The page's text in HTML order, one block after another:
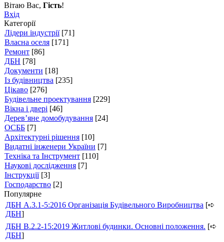
Вітаю Вас, Гість!
Вхід
Категорії
Лідери індустрії [71]
Власна оселя [171]
Ремонт [86]
ДБН [78]
Документи [18]
Із будівництва [235]
Цікаво [276]
Будівельне проектування [229]
Вікна і двері [46]
Дерев’яне домобудування [24]
ОСББ [7]
Архітектурні рішення [10]
Видатні інженери України [7]
Техніка та Інструмент [110]
Наукові дослідження [7]
Інструкції [3]
Господарство [2]
Популярне
ДБН А.3.1-5:2016 Організація Будівельного Виробництва [➪
ДБН]
ДБН В.2.2-15:2019 Житлові будинки. Основні положення. [➪
ДБН]